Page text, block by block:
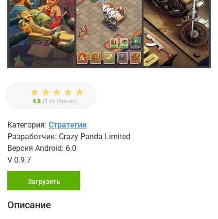
4.8 (189 оценки)
Категория: Стратегии
Разработчик: Crazy Panda Limited
Версия Android: 6.0
V 0.9.7
Загрузить
Описание